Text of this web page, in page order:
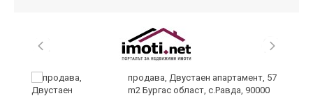
продава, Двустаен апартамент, 57
m2 Бургас област, с.Равда, 90000